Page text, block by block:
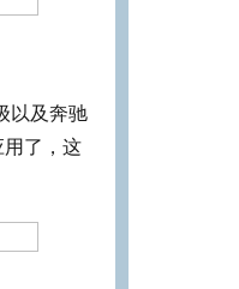
以及奔驰
了，这